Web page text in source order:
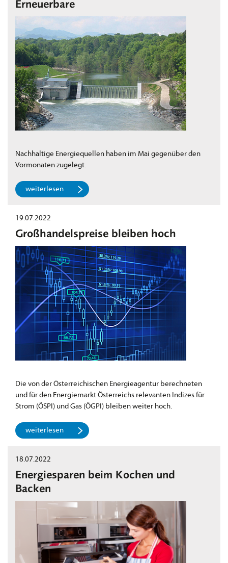
Erneuerbare
Nachhaltige Energiequellen haben im Mai gegenüber den
Vormonaten zugelegt.
weiterlesen
19.07.2022
Großhandelspreise bleiben hoch
Die von der Österreichischen Energieagentur berechneten
und für den Energiemarkt Österreichs relevanten Indizes für
Strom (ÖSPI) und Gas (ÖGPI) bleiben weiter hoch.
weiterlesen
18.07.2022
Energiesparen beim Kochen und
Backen